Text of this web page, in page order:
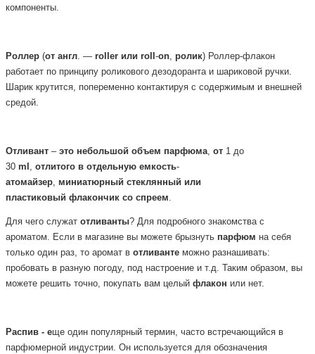
компоненты.
Роллер (от англ. — roller или roll -on, ролик) Роллер-флакон
работает по принципу роликового дезодоранта и шариковой ручки.
Шарик крутится, попеременно контактируя с содержимым и внешней
средой.
Отливант – это небольшой объем парфюма от 1 до
30 ml отлитого в отдельную емкость-
атомайзер
миниатюрный стеклянный или
пластиковый флакончик со спреем
Для чего служат отливанты? Для подробного знакомства с
ароматом. Если в магазине вы можете брызнуть парфюм на себя
только один раз, то аромат в отливанте можно разнашивать:
пробовать в разную погоду, под настроение и т.д. Таким образом, вы
можете решить точно, покупать вам целый флакон или нет.
Распив - еще один популярный термин, часто встречающийся в
парфюмерной индустрии. Он используется для обозначения